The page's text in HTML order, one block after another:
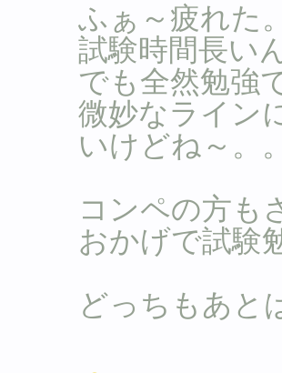
ふぁ～疲れた
試験時間長い
でも全然勉強
微妙なライン
いけどね～。
コンペの方も
おかげで試験
どっちもあと